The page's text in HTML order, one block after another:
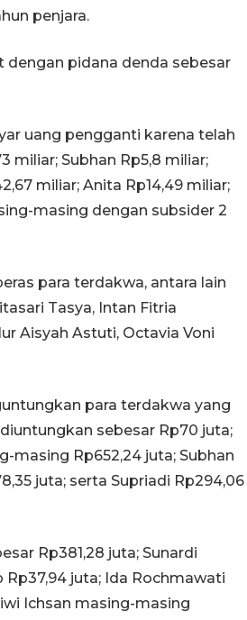
penjara.
dengan pidana denda sebesar
uang pengganti karena telah
miliar; Subhan Rp5,8 miliar;
miliar; Anita Rp14,49 miliar;
masing dengan subsider 2
para terdakwa, antara lain
Tasya, Intan Fitria
Aisyah Astuti, Octavia Voni
para terdakwa yang
sebesar Rp70 juta;
masing Rp652,24 juta; Subhan
juta; serta Supriadi Rp294,06
Rp381,28 juta; Sunardi
Rp37,94 juta; Ida Rochmawati
Ichsan masing-masing